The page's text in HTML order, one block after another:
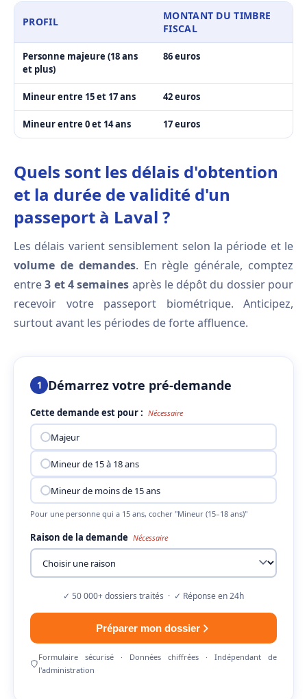
PROFIL
MONTANT DU TIMBRE
FISCAL
Personne majeure (18 ans
et plus)
86 euros
Mineur entre 15 et 17 ans 42 euros
Mineur entre 0 et 14 ans 17 euros
Quels sont les délais d'obtention
et la durée de validité d'un
passeport à Laval ?
Les délais varient sensiblement selon la période et le
volume de demandes. En règle générale, comptez
entre3 et 4 semaines après le dépôt du dossier pour
recevoir votre passeport biométrique. Anticipez,
surtout avant les périodes de forte affluence.
1 Démarrez votre pré-demande
Cette demande est pour : Nécessaire
Majeur
Mineur de 15 à 18 ans
Mineur de moins de 15 ans
Pour une personne qui a 15 ans, cocher "Mineur (15–18 ans)"
Raison de la demande Nécessaire
✓ 50 000+ dossiers traités · ✓ Réponse en 24h
Préparer mon dossier
Formulaire sécurisé · Données chiffrées · Indépendant de
l'administration